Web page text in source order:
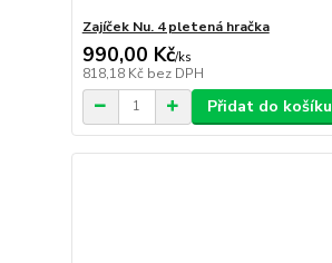
Zajíček Nu. 4 pletená hračka
990,00 Kč/ks
818,18 Kč bez DPH
Přidat do košíku